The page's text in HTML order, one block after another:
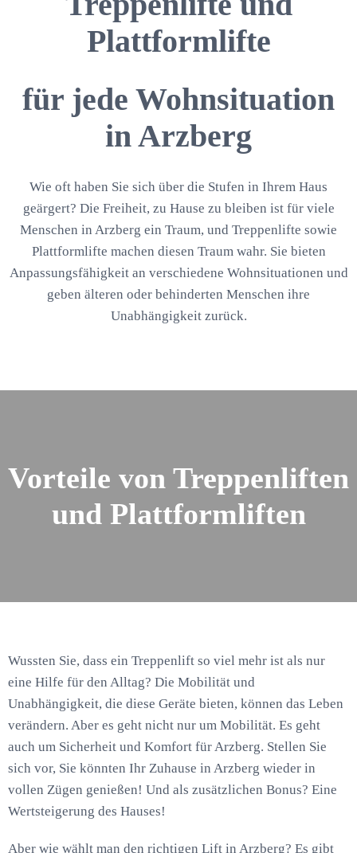
Plattformlifte
für jede Wohnsituation
in Arzberg
Wie oft haben Sie sich über die Stufen in Ihrem Haus
geärgert? Die Freiheit, zu Hause zu bleiben ist für viele
Menschen in Arzberg ein Traum, und Treppenlifte sowie
Plattformlifte machen diesen Traum wahr. Sie bieten
Anpassungsfähigkeit an verschiedene Wohnsituationen und
geben älteren oder behinderten Menschen ihre
Unabhängigkeit zurück.
Vorteile von Treppenliften
und Plattformliften
Wussten Sie, dass ein Treppenlift so viel mehr ist als nur
eine Hilfe für den Alltag? Die Mobilität und
Unabhängigkeit, die diese Geräte bieten, können das Leben
verändern. Aber es geht nicht nur um Mobilität. Es geht
auch um Sicherheit und Komfort für Arzberg. Stellen Sie
sich vor, Sie könnten Ihr Zuhause in Arzberg wieder in
vollen Zügen genießen! Und als zusätzlichen Bonus? Eine
Wertsteigerung des Hauses!
Aber wie wählt man den richtigen Lift in Arzberg? Es gibt